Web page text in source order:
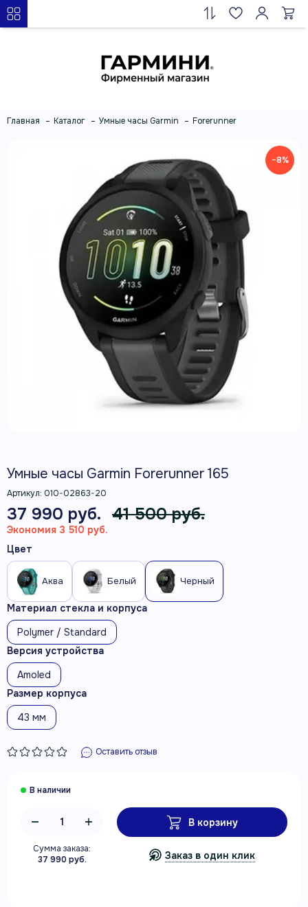
Главная Каталог Умные часы Garmin Forerunner
−8%
Умные часы Garmin Forerunner 165
Артикул: 010-02863-20
37 990 руб. 41 500 руб.
Экономия 3 510 руб.
Цвет
Аква Белый Черный
Материал стекла и корпуса
Polymer / Standard
Версия устройства
Amoled
Размер корпуса
43 мм
Оставить отзыв
Сумма заказа:
37 990 руб.
В корзину
Заказ в один клик